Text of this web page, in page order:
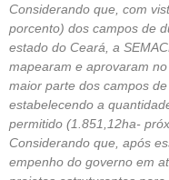
Considerando que, com
porcento) dos campos de
estado do Ceará, a
mapearam e aprovaram no
maior parte dos campos
estabelecendo a
permitido (1.851,12ha-
Considerando que, após
empenho do governo em